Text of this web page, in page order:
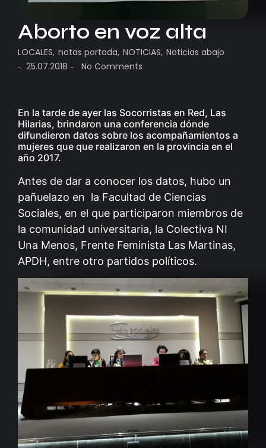
Aborto en voz alta
LOCALES, notas portada, NOTICIAS, Noticias abajo
- 25.07.2018 - No Comments
En la tarde de ayer las Socorristas en Red, Las
Hilarias, brindaron una conferencia dónde
difundieron datos sobre los acompañamientos a
mujeres que que realizaron en la provincia en el
año 2017.
Antes de dar a conocer los datos, hubo un
pañuelazo en la Facultad de Ciencias
Sociales, en el que participaron miembros de
la comunidad universitaria, la Colectiva NI
Una Menos, Frente Feminista Las Martinas,
APDH, entre otro partidos políticos.